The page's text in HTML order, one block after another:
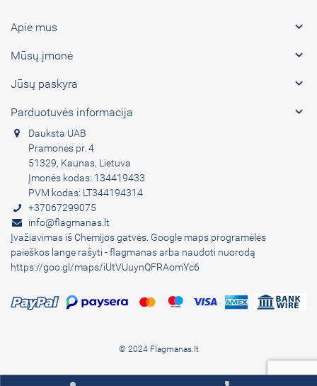
Apie mus 
Mūsų įmonė 
Jūsų paskyra 
Parduotuvės informacija 
Dauksta UAB
Pramonės pr. 4
51329, Kaunas, Lietuva
Įmonės kodas: 134419433
PVM kodas: LT344194314
+37067299075
info@flagmanas.lt
Įvažiavimas iš Chemijos gatvės. Google maps programėlės
paieškos lange rašyti - flagmanas arba naudoti nuorodą
https://goo.gl/maps/iUtVUuynQFRAomYc6
© 2024 Flagmanas.lt